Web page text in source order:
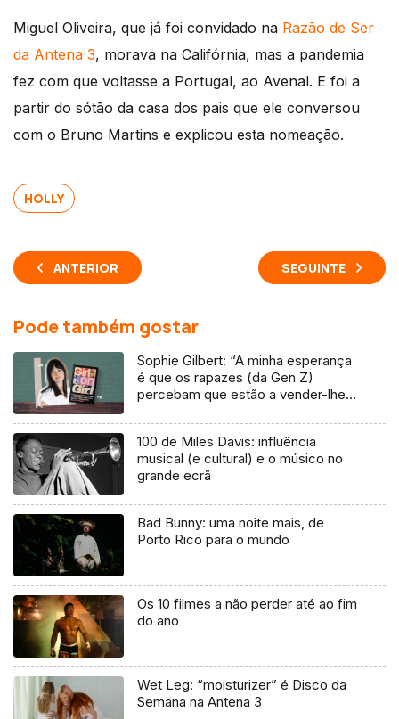
Miguel Oliveira, que já foi convidado na Razão de Ser
da Antena 3, morava na Califórnia, mas a pandemia
fez com que voltasse a Portugal, ao Avenal. E foi a
partir do sótão da casa dos pais que ele conversou
com o Bruno Martins e explicou esta nomeação.
HOLLY
ANTERIOR SEGUINTE
Pode também gostar
Sophie Gilbert: “A minha esperança
é que os rapazes (da Gen Z)
percebam que estão a vender-lhes
100 de Miles Davis: influência
musical (e cultural) e o músico no
grande ecrã
Bad Bunny: uma noite mais, de
Porto Rico para o mundo
Os 10 filmes a não perder até ao fim
do ano
Wet Leg: “moisturizer” é Disco da
Semana na Antena 3